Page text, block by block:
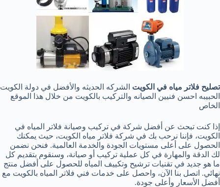
تصليح فلاتر مياه في الكويت الشركه الحديثه والأفضل في دولة الكويت
الحبيبه احسن فنيين الصيانه والتركيب بالكويت من خلال هذا الموقع
الخاص
إذا كنت تبحث عن أفضل شركة في تركيب وصيانة فلاتر المياه في
الكويت، فإننا نرحب بك في شركة فلاتر مياه الكويت، حيث يمكنك
الحصول على أعلى مستويات الجودة والخدمة العالمية. فنحن نضمن
لك الدقة والمهارة في كل عملية تركيب أو صيانة، وسنقوم بتقديم كل
ما هو جديد في تقنيات ترشيح وتكييف المياه للحصول على أفضل منتج
نهائي. اتصل بنا الآن، واحصل على خدمات فني فلاتر المياه بالكويت مع
أفضل الأسعار وأعلى جودة.